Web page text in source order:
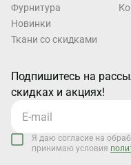
Фурнитура
Новинки
Ткани со скидками
Подпишитесь на
скидках и акциях!
Я даю согласие на
принимаю условия